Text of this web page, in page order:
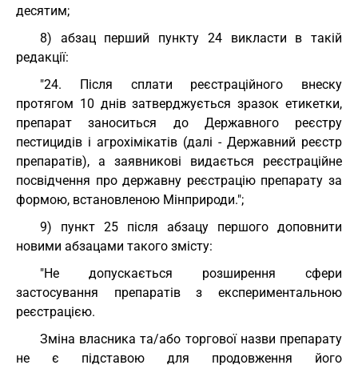
десятим;
8) абзац перший пункту 24 викласти в такій
редакції:
"24. Після сплати реєстраційного внеску
протягом 10 днів затверджується зразок етикетки,
препарат заноситься до Державного реєстру
пестицидів і агрохімікатів (далі - Державний реєстр
препаратів), а заявникові видається реєстраційне
посвідчення про державну реєстрацію препарату за
формою, встановленою Мінприроди.";
9) пункт 25 після абзацу першого доповнити
новими абзацами такого змісту:
"Не допускається розширення сфери
застосування препаратів з експериментальною
реєстрацією.
Зміна власника та/або торгової назви препарату
не є підставою для продовження його